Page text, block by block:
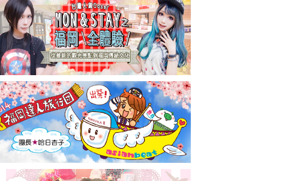
素食主義・素食主義者的菜單試的試吃之旅 in 福岡市！
Stand 大名店 〜 嚴格素食主義・素食主義者的菜單試的試
之旅 in 福岡市！ 〜
軒 折尾本社烏冬店